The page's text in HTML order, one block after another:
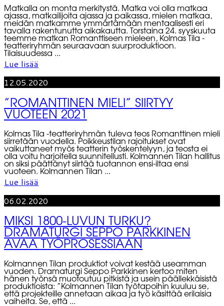
Matkalla on monta merkitystä. Matka voi olla matkaa
ajassa, matkailijoita ajassa ja paikassa, mielen matkaa,
meidän matkamme ymmärtämään mentaalisesti eri
tavalla rakentunutta aikakautta. Torstaina 24. syyskuuta
teemme matkan Romanttiseen mieleen, Kolmas Tila -
teatteriryhmän seuraavaan suurproduktioon.
Tilaisuudessa ...
Lue lisää
12.05.2020
”ROMANTTINEN MIELI” SIIRTYY
VUOTEEN 2021
Kolmas Tila -teatteriryhmän tuleva teos Romanttinen mieli
siirretään vuodella. Poikkeustilan rajoitukset ovat
vaikuttaneet myös teatterin työskentelyyn, ja teosta ei
olla voitu harjoitella suunnitellusti. Kolmannen Tilan hallitus
on siksi päättänyt siirtää tuotannon ensi-iltaa ensi
vuoteen. Kolmannen Tilan ...
Lue lisää
06.02.2020
MIKSI 1800-LUVUN TURKU?
DRAMATURGI SEPPO PARKKINEN
AVAA TYÖPROSESSIAAN
Kolmannen Tilan produktiot voivat kestää useamman
vuoden. Dramaturgi Seppo Parkkinen kertoo miten
hänen työnsä muotoutuu pitkistä ja usein päällekkäisistä
produktioista: ”Kolmannen Tilan työtapoihin kuuluu se,
että projekteille annetaan aikaa ja työ käsittää erilaisia
vaiheita. Se, että ...